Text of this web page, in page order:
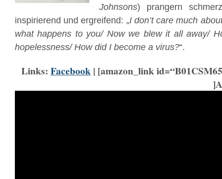
Johnsons) prangern
inspirierend und ergreifend: „I don’t care much
what happens to you/ Now we blew it all away/
hopelessness/ How did I become a virus?“.
Links: Facebook | [amazon_link